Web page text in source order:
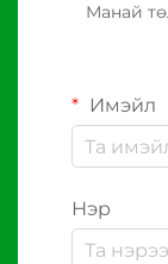
Манай
Имэйл
Нэр